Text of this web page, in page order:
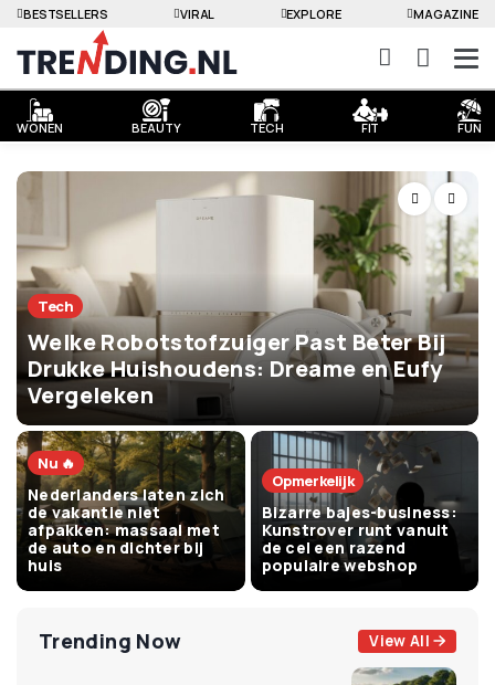
WONEN BEAUTY TECH FIT FUN
BESTSELLERS VIRAL EXPLORE MAGAZINE
Tech
Welke Robotstofzuiger Past Beter Bij
Drukke Huishoudens: Dreame en Eufy
Vergeleken
Nu 🔥
Nederlanders laten zich
de vakantie niet
afpakken: massaal met
de auto en dichter bij
huis
Opmerkelijk
Bizarre bajes-business:
Kunstrover runt vanuit
de cel een razend
populaire webshop
Trending Now View All